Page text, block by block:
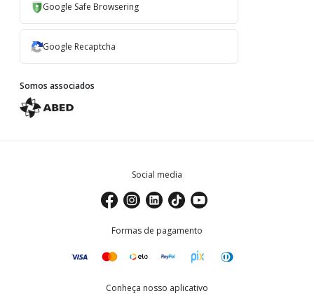
Google Safe Browsering
Google Recaptcha
Somos associados
Social media
Formas de pagamento
Conheça nosso aplicativo